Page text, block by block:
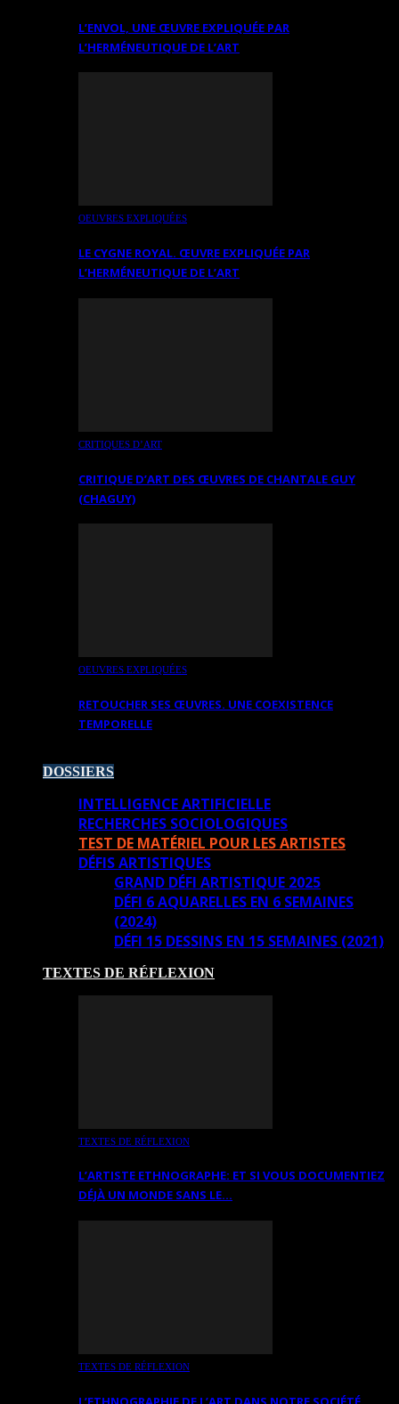
L’ENVOL, UNE ŒUVRE EXPLIQUÉE PAR
L’HERMÉNEUTIQUE DE L’ART
OEUVRES EXPLIQUÉES
LE CYGNE ROYAL. ŒUVRE EXPLIQUÉE PAR
L’HERMÉNEUTIQUE DE L’ART
CRITIQUES D’ART
CRITIQUE D’ART DES ŒUVRES DE CHANTALE GUY
(CHAGUY)
OEUVRES EXPLIQUÉES
RETOUCHER SES ŒUVRES. UNE COEXISTENCE
TEMPORELLE
DOSSIERS
INTELLIGENCE ARTIFICIELLE
RECHERCHES SOCIOLOGIQUES
TEST DE MATÉRIEL POUR LES ARTISTES
DÉFIS ARTISTIQUES
GRAND DÉFI ARTISTIQUE 2025
DÉFI 6 AQUARELLES EN 6 SEMAINES
(2024)
DÉFI 15 DESSINS EN 15 SEMAINES (2021)
TEXTES DE RÉFLEXION
TEXTES DE RÉFLEXION
L’ARTISTE ETHNOGRAPHE: ET SI VOUS DOCUMENTIEZ
DÉJÀ UN MONDE SANS LE…
TEXTES DE RÉFLEXION